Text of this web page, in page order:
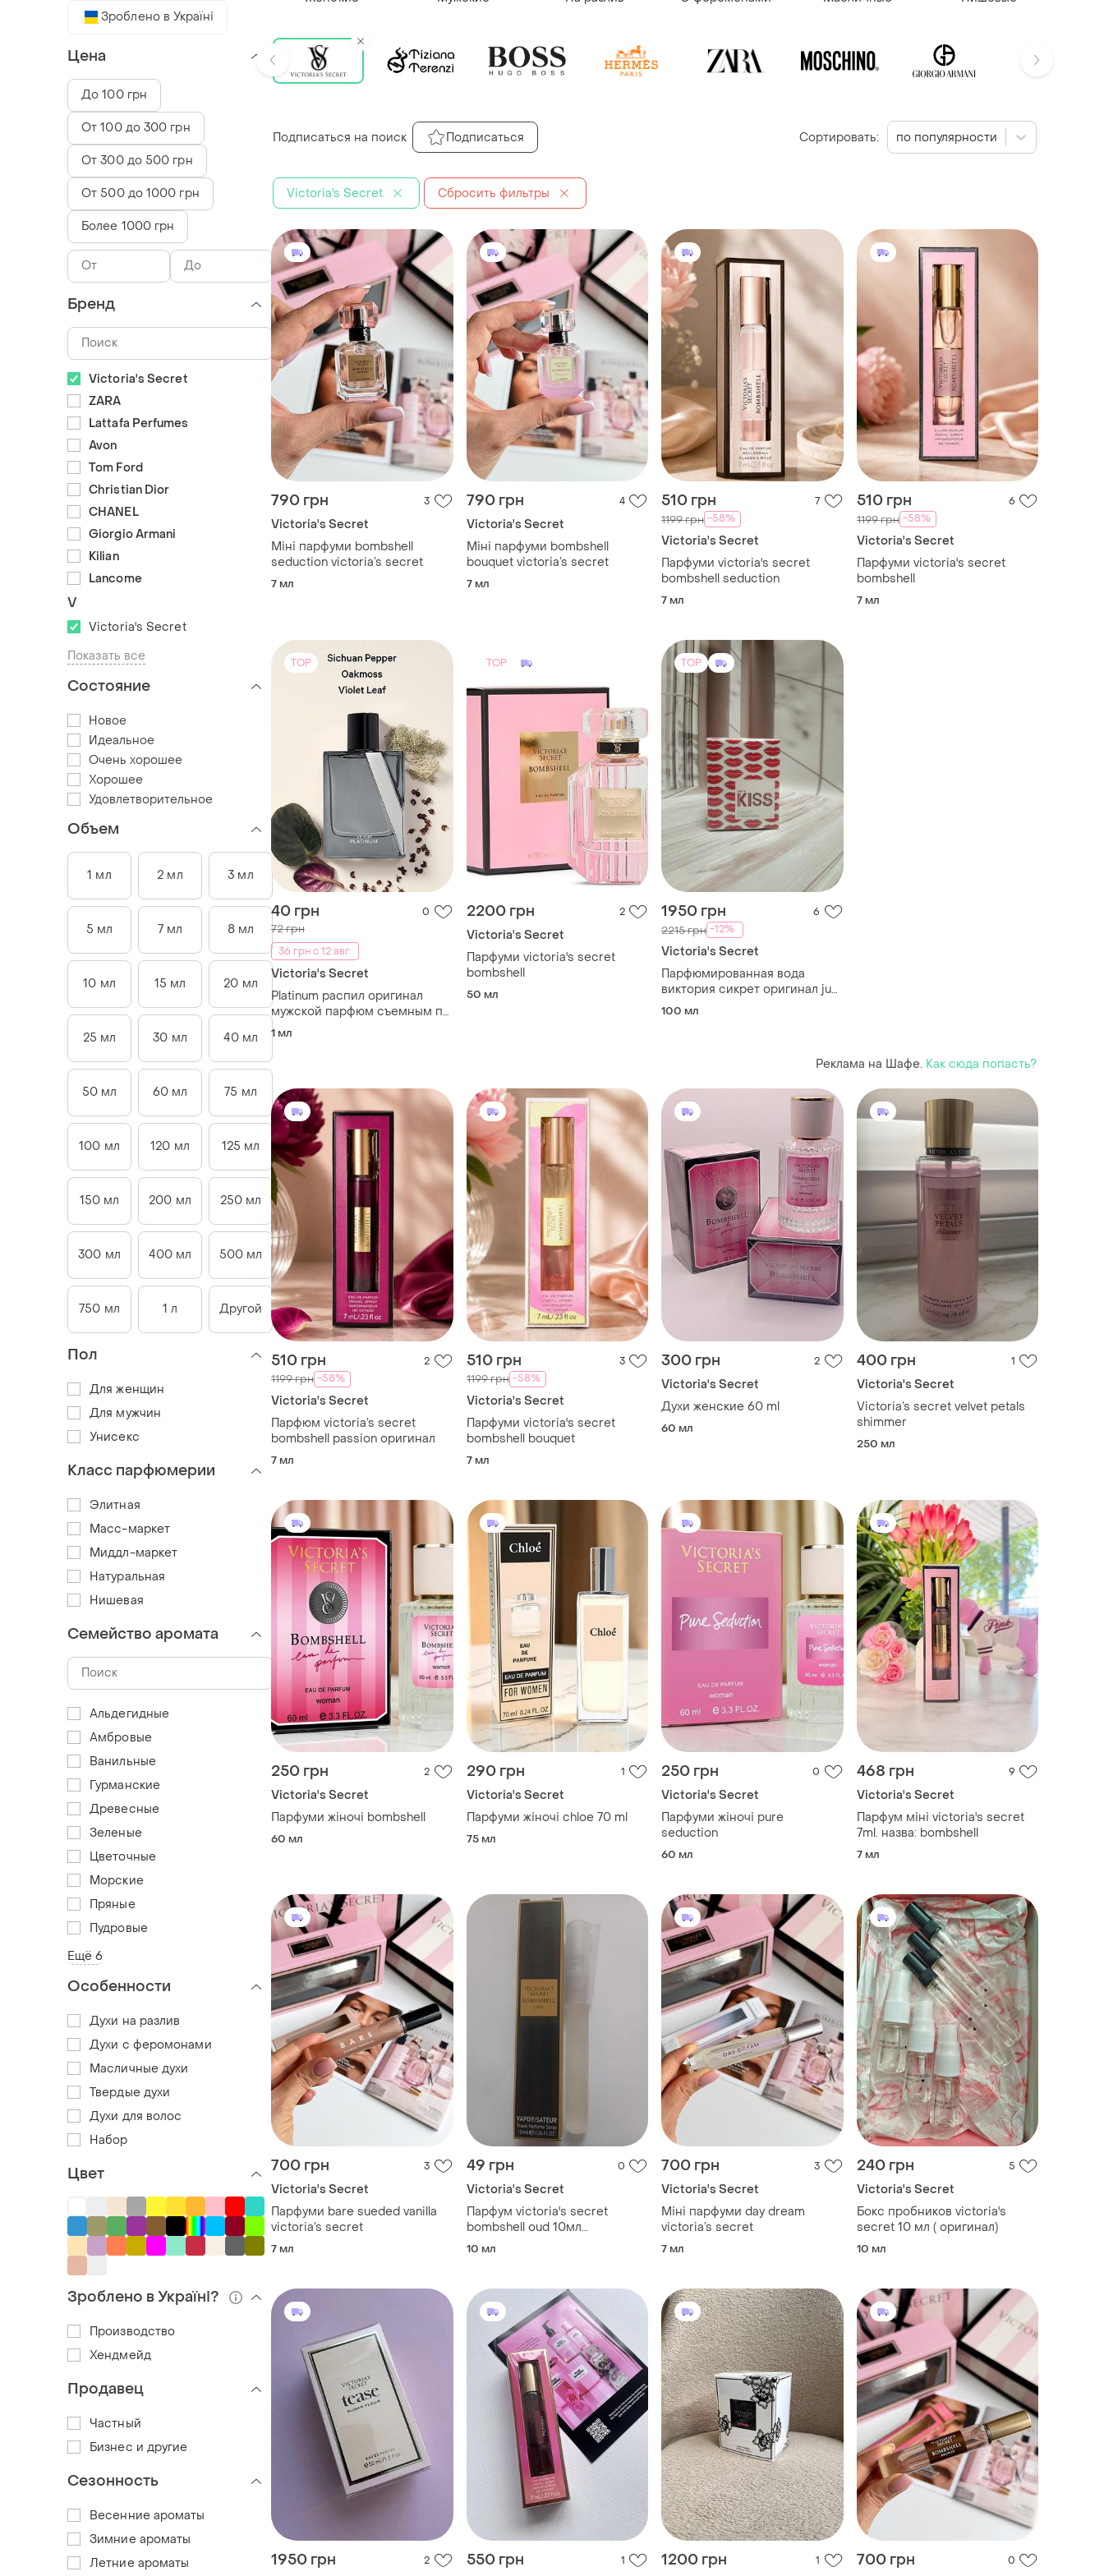
790 грн 3
Victoria's Secret
Міні парфуми bombshell
seduction victoria’s secret
7 мл
790 грн 4
Victoria's Secret
Міні парфуми bombshell
bouquet victoria’s secret
7 мл
510 грн 7
1199 грн -58%
Victoria's Secret
Парфуми victoria's secret
bombshell seduction
7 мл
510 грн 6
1199 грн -58%
Victoria's Secret
Парфуми victoria's secret
bombshell
7 мл
TOP
40 грн 0
72 грн
36 грн с 12 авг.
Victoria's Secret
Platinum распил оригинал
мужской парфюм съемным по
продаже
1 мл
TOP
2200 грн 2
Victoria's Secret
Парфуми victoria's secret
bombshell
50 мл
TOP
1950 грн 6
2215 грн -12%
Victoria's Secret
Парфюмированная вода
виктория сикрет оригинал just
a kiss от victoria's secret 100
100 мл
Реклама на Шафе. Как сюда попасть?
510 грн 2
1199 грн -58%
Victoria's Secret
Парфюм victoria’s secret
bombshell passion оригинал
7 мл
510 грн 3
1199 грн -58%
Victoria's Secret
Парфуми victoria's secret
bombshell bouquet
7 мл
300 грн 2
Victoria's Secret
Духи женские 60 ml
60 мл
400 грн 1
Victoria's Secret
Victoria’s secret velvet petals
shimmer
250 мл
250 грн 2
Victoria's Secret
Парфуми жіночі bombshell
60 мл
290 грн 1
Victoria's Secret
Парфуми жіночі chloe 70 ml
75 мл
250 грн 0
Victoria's Secret
Парфуми жіночі pure
seduction
60 мл
468 грн 9
Victoria's Secret
Парфум міні victoria's secret
7ml. назва: bombshell
7 мл
700 грн 3
Victoria's Secret
Парфуми bare sueded vanilla
victoria’s secret
7 мл
49 грн 0
Victoria's Secret
Парфум victoria's secret
bombshell oud 10мл
(голограма)
10 мл
700 грн 3
Victoria's Secret
Міні парфуми day dream
victoria’s secret
7 мл
240 грн 5
Victoria's Secret
Бокс пробников victoria's
secret 10 мл ( оригинал)
10 мл
1950 грн 2 550 грн 1 1200 грн 1 700 грн 0
Victoria's Secret Сбросить фильтры
Подписаться на поиск Подписаться Сортировать: по популярности
Зроблено в Україні
Цена
До 100 грн
От 100 до 300 грн
От 300 до 500 грн
От 500 до 1000 грн
Более 1000 грн
Бренд
Victoria's Secret
ZARA
Lattafa Perfumes
Avon
Tom Ford
Christian Dior
CHANEL
Giorgio Armani
Kilian
Lancome
V
Victoria's Secret
Показать все
Состояние
Новое
Идеальное
Очень хорошее
Хорошее
Удовлетворительное
Объем
1 мл 2 мл 3 мл
5 мл 7 мл 8 мл
10 мл 15 мл 20 мл
25 мл 30 мл 40 мл
50 мл 60 мл 75 мл
100 мл 120 мл 125 мл
150 мл 200 мл 250 мл
300 мл 400 мл 500 мл
750 мл 1 л Другой
Пол
Для женщин
Для мужчин
Унисекс
Класс парфюмерии
Элитная
Масс-маркет
Миддл-маркет
Натуральная
Нишевая
Семейство аромата
Альдегидные
Амбровые
Ванильные
Гурманские
Древесные
Зеленые
Цветочные
Морские
Пряные
Пудровые
Ещё 6
Особенности
Духи на разлив
Духи с феромонами
Масличные духи
Твердые духи
Духи для волос
Набор
Цвет
Зроблено в Україні?
Производство
Хендмейд
Продавец
Частный
Бизнес и другие
Сезонность
Весенние ароматы
Зимние ароматы
Летние ароматы